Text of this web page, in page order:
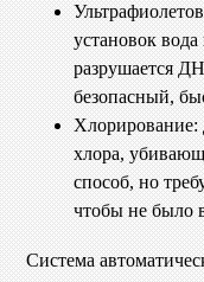
установок
разрушается
безопасный,
хлора,
способ, но
чтобы не было
Система